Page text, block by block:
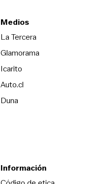
Medios
La TerceraOpens in new
Glamorama
Icarito
Auto.cl
DunaOpens in new window
Información